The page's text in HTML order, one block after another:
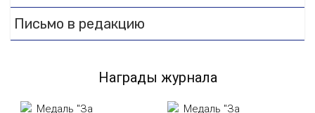
Письмо в редакцию
Награды журнала